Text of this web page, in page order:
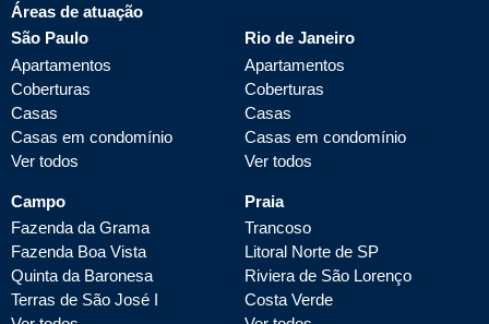
Áreas de atuação
São Paulo
Apartamentos
Coberturas
Casas
Casas em condomínio
Ver todos
Rio de Janeiro
Apartamentos
Coberturas
Casas
Casas em condomínio
Ver todos
Campo
Fazenda da Grama
Fazenda Boa Vista
Quinta da Baronesa
Terras de São José I
Praia
Trancoso
Litoral Norte de SP
Riviera de São Lorenço
Costa Verde